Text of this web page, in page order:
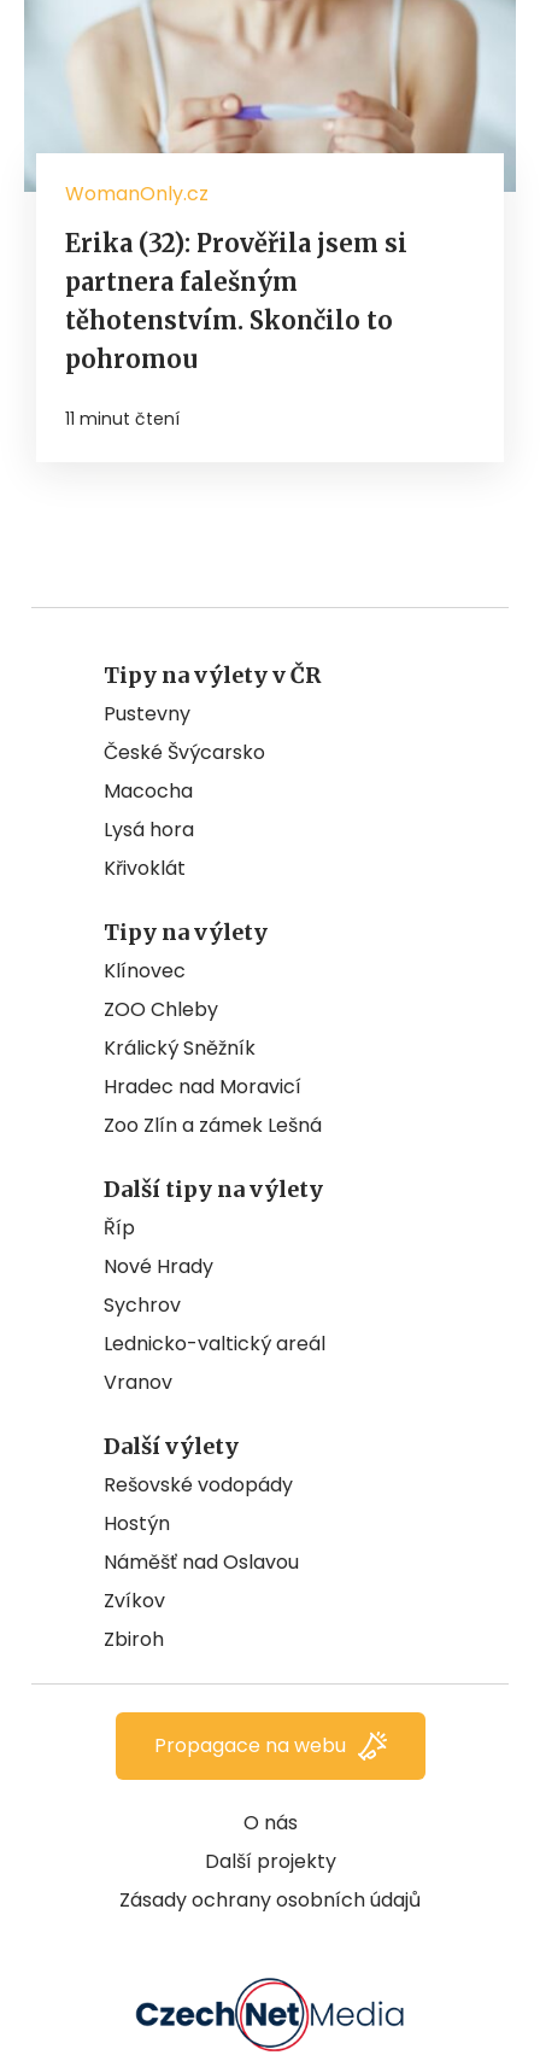
WomanOnly.cz
Erika (32): Prověřila jsem si
partnera falešným
těhotenstvím. Skončilo to
pohromou
11 minut čtení
Tipy na výlety v ČR
Pustevny
České Švýcarsko
Macocha
Lysá hora
Křivoklát
Tipy na výlety
Klínovec
ZOO Chleby
Králický Sněžník
Hradec nad Moravicí
Zoo Zlín a zámek Lešná
Další tipy na výlety
Říp
Nové Hrady
Sychrov
Lednicko-valtický areál
Vranov
Další výlety
Rešovské vodopády
Hostýn
Náměšť nad Oslavou
Zvíkov
Zbiroh
O nás
Další projekty
Zásady ochrany osobních údajů
Propagace na webu